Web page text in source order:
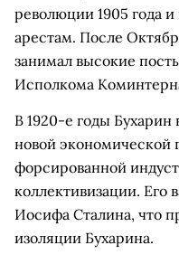
революции 1905 года
арестам. После
занимал высокие
Исполкома
В 1920-е годы Бухарин
новой экономической
форсированной
коллективизации. Его
Иосифа Сталина, что
изоляции Бухарина.